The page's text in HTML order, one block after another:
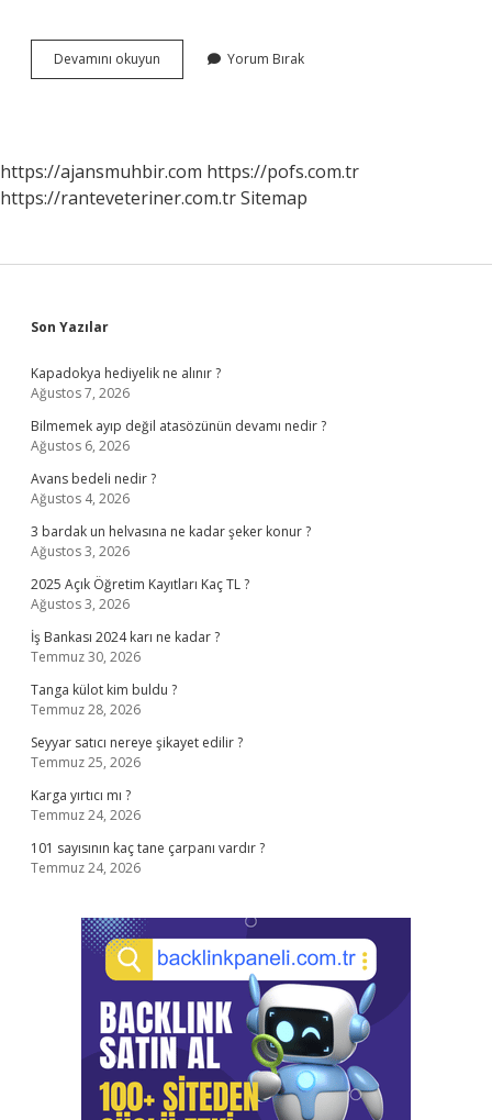
Devamını okuyun
Stratejiler
Yorum Bırak
https://ajansmuhbir.com https://pofs.com.tr
https://ranteveteriner.com.trSitemap
Sidebar
Son Yazılar
Kapadokya hediyelik ne alınır ?
Ağustos 7, 2026
Bilmemek ayıp değil atasözünün devamı nedir ?
Ağustos 6, 2026
Avans bedeli nedir ?
Ağustos 4, 2026
3 bardak un helvasına ne kadar şeker konur ?
Ağustos 3, 2026
2025 Açık Öğretim Kayıtları Kaç TL ?
Ağustos 3, 2026
İş Bankası 2024 karı ne kadar ?
Temmuz 30, 2026
Tanga külot kim buldu ?
Temmuz 28, 2026
Seyyar satıcı nereye şikayet edilir ?
Temmuz 25, 2026
Karga yırtıcı mı ?
Temmuz 24, 2026
101 sayısının kaç tane çarpanı vardır ?
Temmuz 24, 2026